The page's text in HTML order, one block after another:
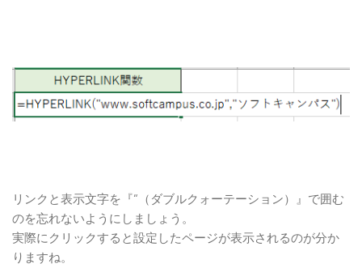
リンクと表示文字を『“（ダブルクォーテーション）』で囲む
のを忘れないようにしましょう。
実際にクリックすると設定したページが表示されるのが分か
りますね。